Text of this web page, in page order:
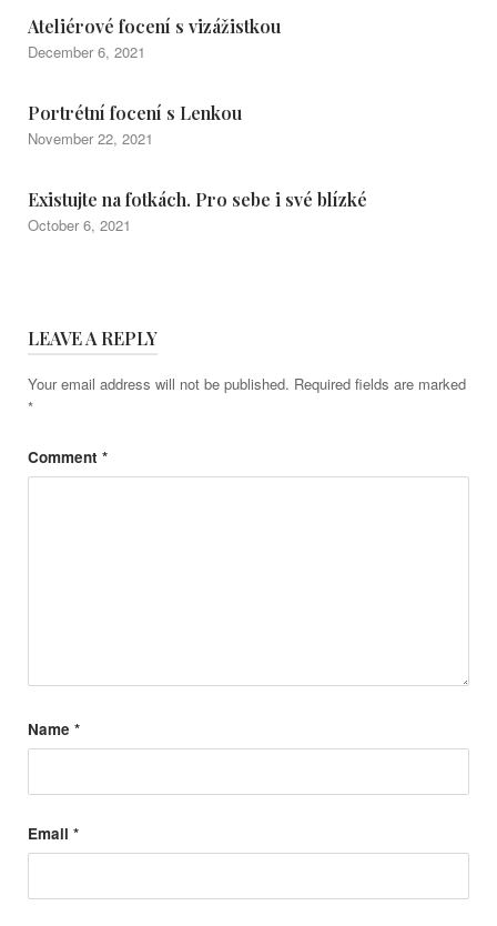
Ateliérové focení s vizážistkou
December 6, 2021
Portrétní focení s Lenkou
November 22, 2021
Existujte na fotkách. Pro sebe i své blízké
October 6, 2021
LEAVE A REPLY
Your email address will not be published. Required fields are marked
*
Comment *
Name *
Email *